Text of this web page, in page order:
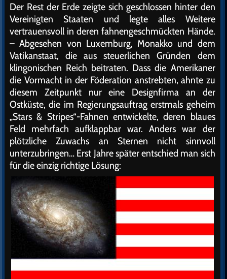
Der Rest der Erde zeigte sich geschlossen hinter den
Vereinigten Staaten und legte alles Weitere
vertrauensvoll in deren fahnengeschmückten Hände.
– Abgesehen von Luxemburg, Monakko und dem
Vatikanstaat, die aus steuerlichen Gründen dem
klingonischen Reich beitraten. Dass die Amerikaner
die Vormacht in der Föderation anstrebten, ahnte zu
diesem Zeitpunkt nur eine Designfirma an der
Ostküste, die im Regierungsauftrag erstmals geheim
„Stars & Stripes“-Fahnen entwickelte, deren blaues
Feld mehrfach aufklappbar war. Anders war der
plötzliche Zuwachs an Sternen nicht sinnvoll
unterzubringen… Erst Jahre später entschied man sich
für die einzig richtige Lösung: